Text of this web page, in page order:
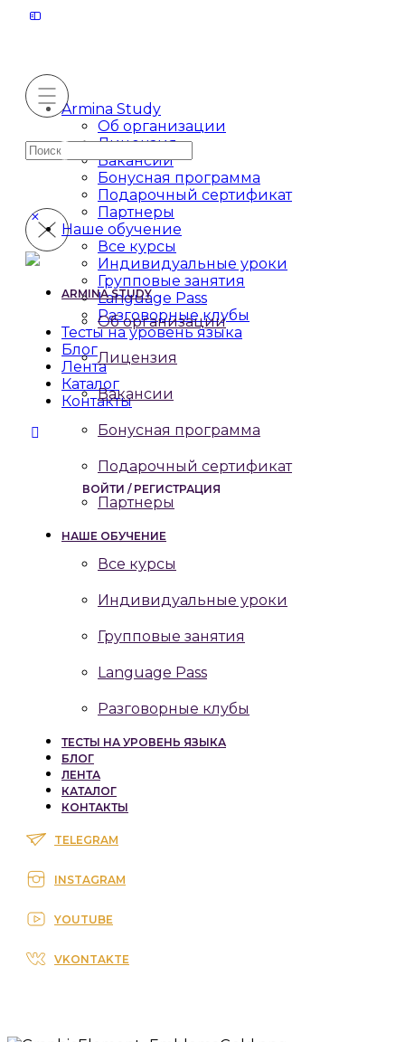
Armina Study
Об организации
Лицензия
Вакансии
Бонусная программа
Подарочный сертификат
Партнеры
Наше обучение
Все курсы
Индивидуальные уроки
Групповые занятия
Language Pass
Разговорные клубы
Тесты на уровень языка
Блог
Лента
Каталог
Контакты
ВОЙТИ / РЕГИСТРАЦИЯ
Искать:
ARMINA STUDY
Об организации
Лицензия
Вакансии
Бонусная программа
Подарочный сертификат
Партнеры
НАШЕ ОБУЧЕНИЕ
Все курсы
Индивидуальные уроки
Групповые занятия
Language Pass
Разговорные клубы
ТЕСТЫ НА УРОВЕНЬ ЯЗЫКА
БЛОГ
ЛЕНТА
КАТАЛОГ
КОНТАКТЫ
TELEGRAM
INSTAGRAM
YOUTUBE
VKONTAKTE